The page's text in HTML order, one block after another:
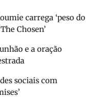
carrega ‘peso do
Chosen’
e a oração
sociais com